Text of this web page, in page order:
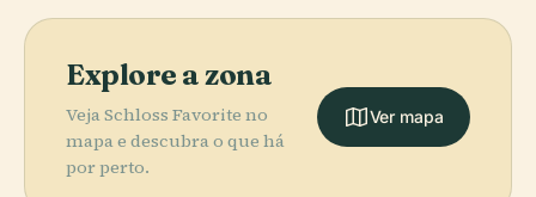
Explore a zona
Veja Schloss Favorite no
mapa e descubra o que há
por perto.
Ver mapa